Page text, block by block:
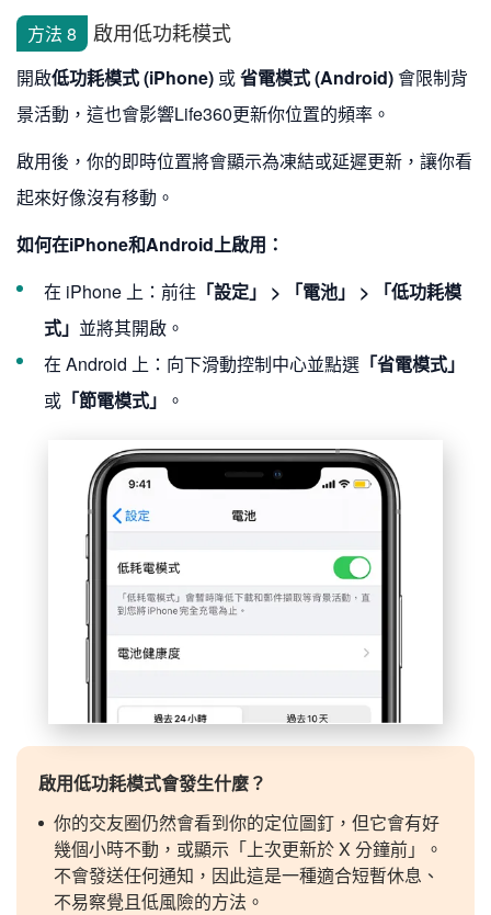
方法 8 啟用低功耗模式
開啟低功耗模式 (iPhone) 或省電模式 (Android)會限制背
景活動，這也會影響Life360更新你位置的頻率。
啟用後，你的即時位置將會顯示為凍結或延遲更新，讓你看
起來好像沒有移動。
如何在iPhone和Android上啟用：
在 iPhone 上：前往 「設定」 > 「電池」 > 「低功耗模
式」 並將其開啟。
在 Android 上：向下滑動控制中心並點選 「省電模式」
或 「節電模式」 。
啟用低功耗模式會發生什麼？
你的交友圈仍然會看到你的定位圖釘，但它會有好
幾個小時不動，或顯示「上次更新於 X 分鐘前」。
不會發送任何通知，因此這是一種適合短暫休息、
不易察覺且低風險的方法。